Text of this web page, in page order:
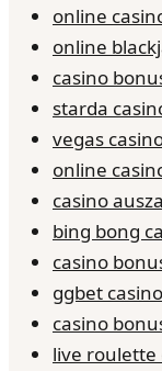
online
online
casino
starda
vegas
online
casino
bing bong
casino
ggbet
casino
live roulette